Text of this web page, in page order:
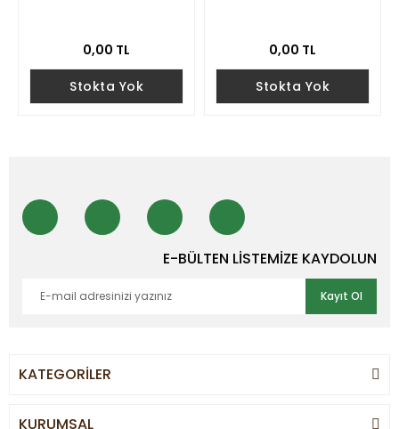
0,00 TL
Stokta Yok
0,00 TL
Stokta Yok
E-BÜLTEN LİSTEMİZE KAYDOLUN
Kayıt Ol
KATEGORİLER
KURUMSAL